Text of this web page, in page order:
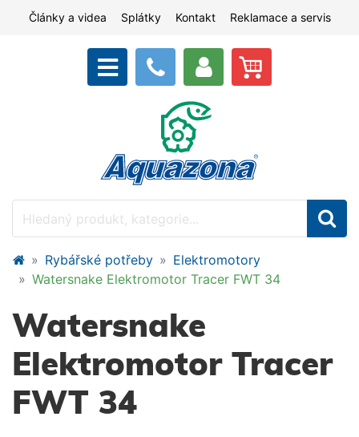
Články a videa Splátky Kontakt Reklamace a servis
Rybářské potřeby
Elektromotory
Watersnake Elektromotor Tracer FWT 34
Watersnake
Elektromotor Tracer
FWT 34